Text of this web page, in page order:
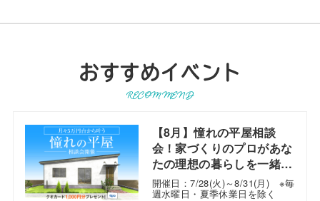
おすすめイベント
RECOMMEND
【8月】憧れの平屋相談
会！家づくりのプロがあな
たの理想の暮らしを一緒に
考えます！
開催日：7/28(火)～8/31(月) ※毎
週水曜日・夏季休業日を除く